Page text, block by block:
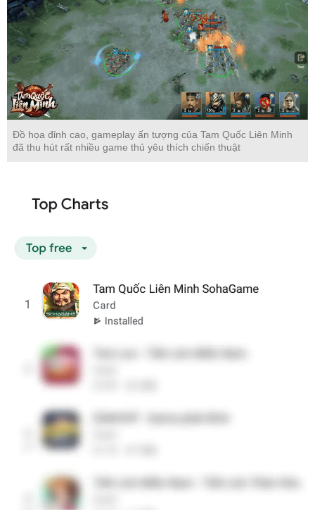
Đồ họa đỉnh cao, gameplay ấn tượng của Tam Quốc Liên Minh
đã thu hút rất nhiều game thủ yêu thích chiến thuật